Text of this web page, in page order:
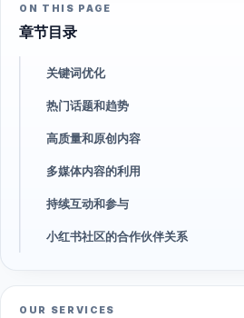
ON THIS PAGE
章节目录
关键词优化
热门话题和趋势
高质量和原创内容
多媒体内容的利用
持续互动和参与
小红书社区的合作伙伴关系
OUR SERVICES